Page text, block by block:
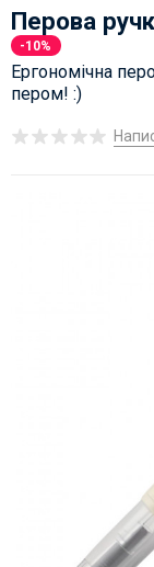
Перова
-10%
Ергономічна
пером! :)